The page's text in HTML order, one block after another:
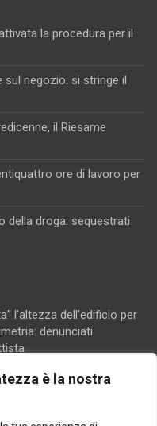
è la nostra
la procedura per il
negozio: si stringe il
il Riesame
ore di lavoro per
della droga: sequestrati
l’altezza dell’edificio per
denunciati
Tallini di Formia,
Immacolata Arnone